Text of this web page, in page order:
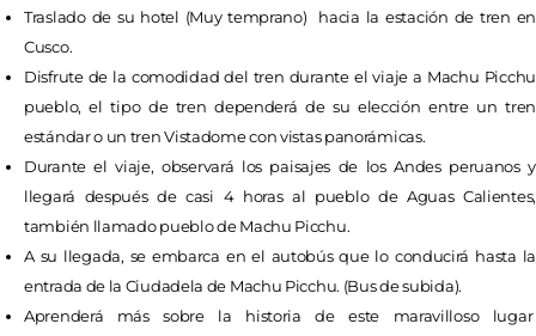
Traslado de su hotel (Muy temprano) hacia la estación de tren en
Cusco.
Disfrute de la comodidad del tren durante el viaje a Machu Picchu
pueblo, el tipo de tren dependerá de su elección entre un tren
estándar o un tren Vistadome con vistas panorámicas.
Durante el viaje, observará los paisajes de los Andes peruanos y
llegará después de casi 4 horas al pueblo de Aguas Calientes,
también llamado pueblo de Machu Picchu.
A su llegada, se embarca en el autobús que lo conducirá hasta la
entrada de la Ciudadela de Machu Picchu. (Bus de subida).
Aprenderá más sobre la historia de este maravilloso lugar